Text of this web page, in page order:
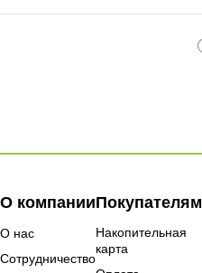
О компании
О нас
Сотрудничество
Покупателям
Накопительная
карта